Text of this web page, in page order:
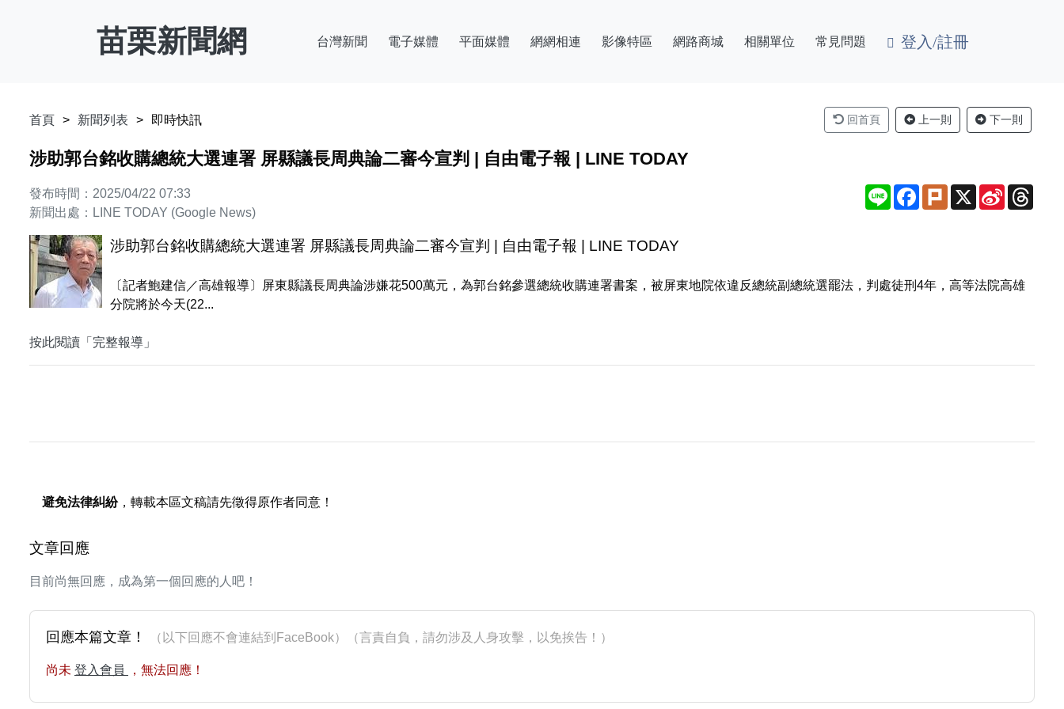
苗栗新聞網 台灣新聞 電子媒體 平面媒體 網網相連 影像特區 網路商城 相關單位 常見問題 登入/註冊
首頁 新聞列表 即時快訊 回首頁 上一則 下一則
涉助郭台銘收購總統大選連署 屏縣議長周典論二審今宣判 | 自由電子報 | LINE TODAY
發布時間：2025/04/22 07:33
新聞出處：LINE TODAY (Google News)
Line Facebook
Plurk X
Sina
Weibo
涉助郭台銘收購總統大選連署 屏縣議長周典論二審今宣判 | 自由電子報 | LINE TODAY
〔記者鮑建信／高雄報導〕屏東縣議長周典論涉嫌花500萬元，為郭台銘參選總統收購連署書案，被屏東地院依違反總統副總統選罷法，判處徒刑4年，高等法院高雄
分院將於今天(22...
按此閱讀「完整報導」
避免法律糾紛，轉載本區文稿請先徵得原作者同意！
文章回應
目前尚無回應，成為第一個回應的人吧！
回應本篇文章！ （以下回應不會連結到FaceBook）（言責自負，請勿涉及人身攻擊，以免挨告！）
尚未 登入會員 ，無法回應！